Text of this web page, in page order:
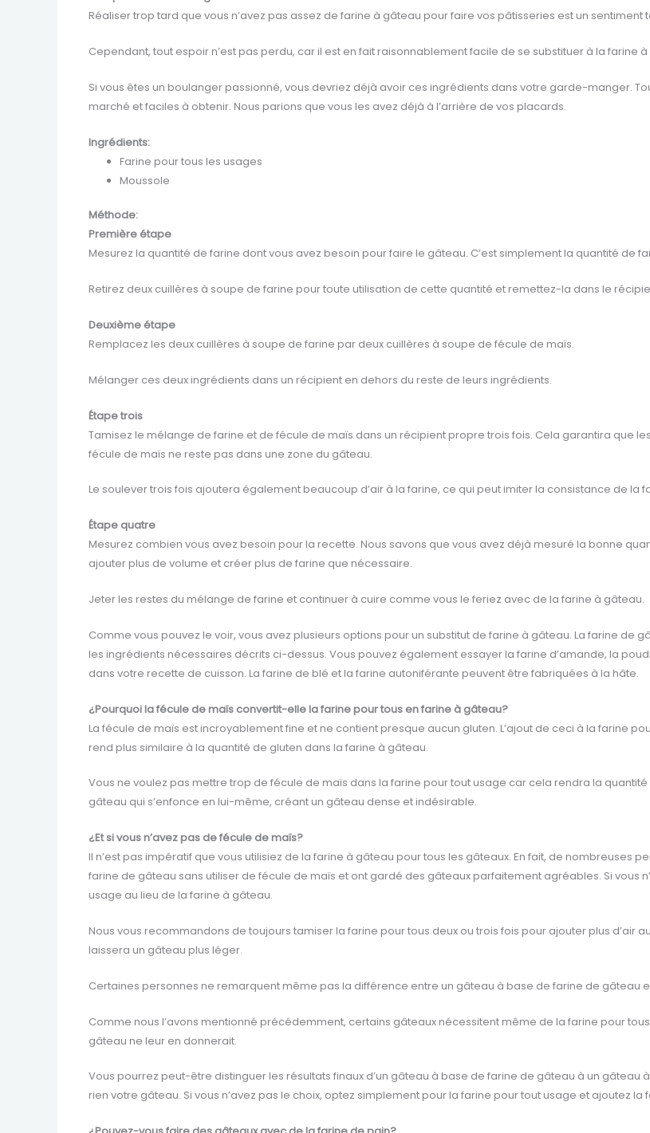
Réaliser trop tard que vous n’avez pas assez de farine à gâteau pour faire vos pâtisseries est un
Cependant, tout espoir n’est pas perdu, car il est en fait raisonnablement facile de se substituer à la farine
Si vous êtes un boulanger passionné, vous devriez déjà avoir ces ingrédients dans votre garde-manger.
marché et faciles à obtenir. Nous parions que vous les avez déjà à l’arrière de vos placards.
Ingrédients:
Farine pour tous les usages
Moussole
Méthode:
Première étape
Mesurez la quantité de farine dont vous avez besoin pour faire le gâteau. C’est simplement la quantité de
Retirez deux cuillères à soupe de farine pour toute utilisation de cette quantité et remettez-la dans le
Deuxième étape
Remplacez les deux cuillères à soupe de farine par deux cuillères à soupe de fécule de maïs.
Mélanger ces deux ingrédients dans un récipient en dehors du reste de leurs ingrédients.
Étape trois
Tamisez le mélange de farine et de fécule de maïs dans un récipient propre trois fois. Cela garantira que
fécule de maïs ne reste pas dans une zone du gâteau.
Le soulever trois fois ajoutera également beaucoup d’air à la farine, ce qui peut imiter la consistance de
Étape quatre
Mesurez combien vous avez besoin pour la recette. Nous savons que vous avez déjà mesuré la bonne
ajouter plus de volume et créer plus de farine que nécessaire.
Jeter les restes du mélange de farine et continuer à cuire comme vous le feriez avec de la farine à gâteau.
Comme vous pouvez le voir, vous avez plusieurs options pour un substitut de farine à gâteau. La farine de
les ingrédients nécessaires décrits ci-dessus. Vous pouvez également essayer la farine d’amande, la
dans votre recette de cuisson. La farine de blé et la farine autoniférante peuvent être fabriquées à la hâte.
¿Pourquoi la fécule de maïs convertit-elle la farine pour tous en farine à gâteau?
La fécule de maïs est incroyablement fine et ne contient presque aucun gluten. L’ajout de ceci à la farine
rend plus similaire à la quantité de gluten dans la farine à gâteau.
Vous ne voulez pas mettre trop de fécule de maïs dans la farine pour tout usage car cela rendra la
gâteau qui s’enfonce en lui-même, créant un gâteau dense et indésirable.
¿Et si vous n’avez pas de fécule de maïs?
Il n’est pas impératif que vous utilisiez de la farine à gâteau pour tous les gâteaux. En fait, de nombreuses
farine de gâteau sans utiliser de fécule de maïs et ont gardé des gâteaux parfaitement agréables. Si vous
usage au lieu de la farine à gâteau.
Nous vous recommandons de toujours tamiser la farine pour tous deux ou trois fois pour ajouter plus d’air
laissera un gâteau plus léger.
Certaines personnes ne remarquent même pas la différence entre un gâteau à base de farine de gâteau
Comme nous l’avons mentionné précédemment, certains gâteaux nécessitent même de la farine pour
gâteau ne leur en donnerait.
Vous pourrez peut-être distinguer les résultats finaux d’un gâteau à base de farine de gâteau à un gâteau
rien votre gâteau. Si vous n’avez pas le choix, optez simplement pour la farine pour tout usage et ajoutez